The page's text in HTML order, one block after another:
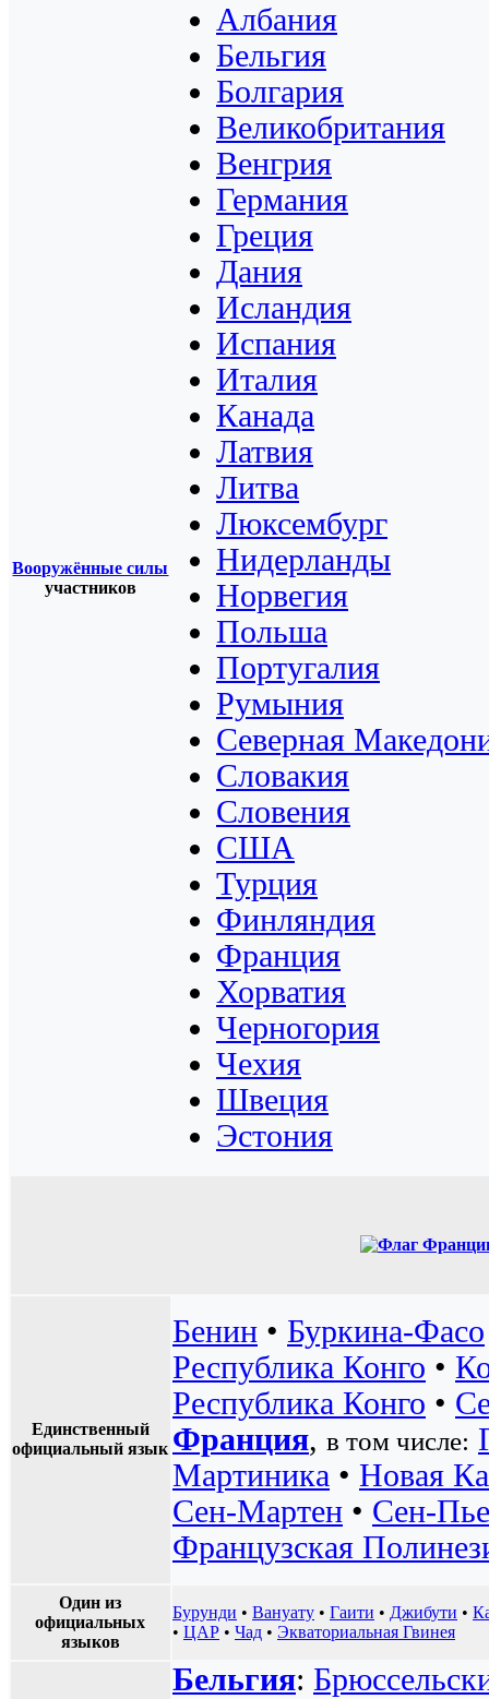
Вооружённые силы
участников
Албания
Бельгия
Болгария
Великобритания
Венгрия
Германия
Греция
Дания
Исландия
Испания
Италия
Канада
Латвия
Литва
Люксембург
Нидерланды
Норвегия
Польша
Португалия
Румыния
Северная
Словакия
Словения
США
Турция
Финляндия
Франция
Хорватия
Черногория
Чехия
Швеция
Эстония
Единственный
официальный язык
Бенин • Буркина-Фасо
Республика Конго •
Республика Конго •
Франция, в том числе:
Мартиника • Новая
Сен-Мартен • Сен-
Французская
Один из
официальных
языков
Бурунди • Вануату • Гаити • Джибути •
• ЦАР • Чад • Экваториальная Гвинея
Бельгия: